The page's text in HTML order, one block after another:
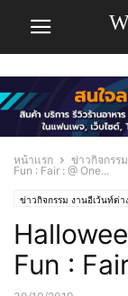
หน้าแรก ข่าวกิจกรร
Fun : Fair : @ One...
ข่าวกิจกรรม งานอีเว้นท์ต่า
Fun :